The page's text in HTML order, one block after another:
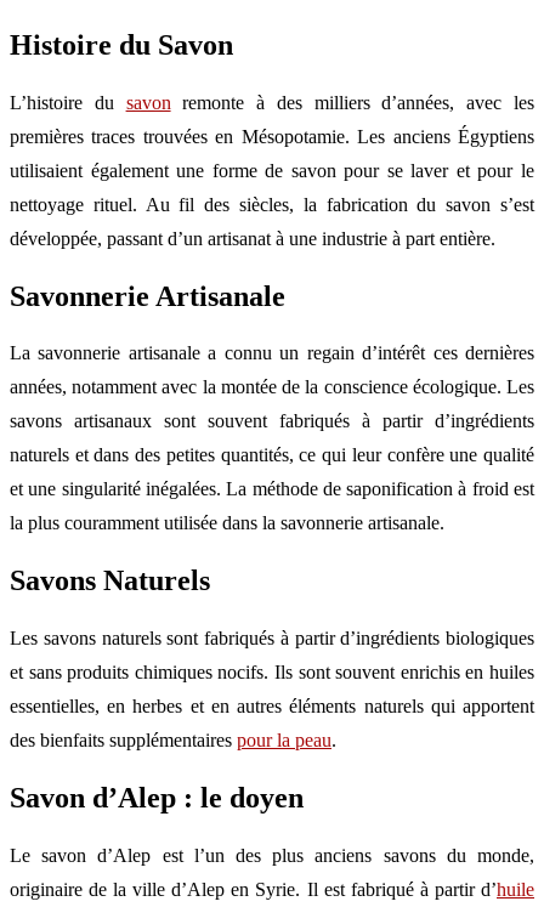
Histoire du Savon
L’histoire du savon remonte à des milliers d’années, avec les
premières traces trouvées en Mésopotamie. Les anciens Égyptiens
utilisaient également une forme de savon pour se laver et pour le
nettoyage rituel. Au fil des siècles, la fabrication du savon s’est
développée, passant d’un artisanat à une industrie à part entière.
Savonnerie Artisanale
La savonnerie artisanale a connu un regain d’intérêt ces dernières
années, notamment avec la montée de la conscience écologique. Les
savons artisanaux sont souvent fabriqués à partir d’ingrédients
naturels et dans des petites quantités, ce qui leur confère une qualité
et une singularité inégalées. La méthode de saponification à froid est
la plus couramment utilisée dans la savonnerie artisanale.
Savons Naturels
Les savons naturels sont fabriqués à partir d’ingrédients biologiques
et sans produits chimiques nocifs. Ils sont souvent enrichis en huiles
essentielles, en herbes et en autres éléments naturels qui apportent
des bienfaits supplémentaires pour la peau.
Savon d’Alep : le doyen
Le savon d’Alep est l’un des plus anciens savons du monde,
originaire de la ville d’Alep en Syrie. Il est fabriqué à partir d’huile